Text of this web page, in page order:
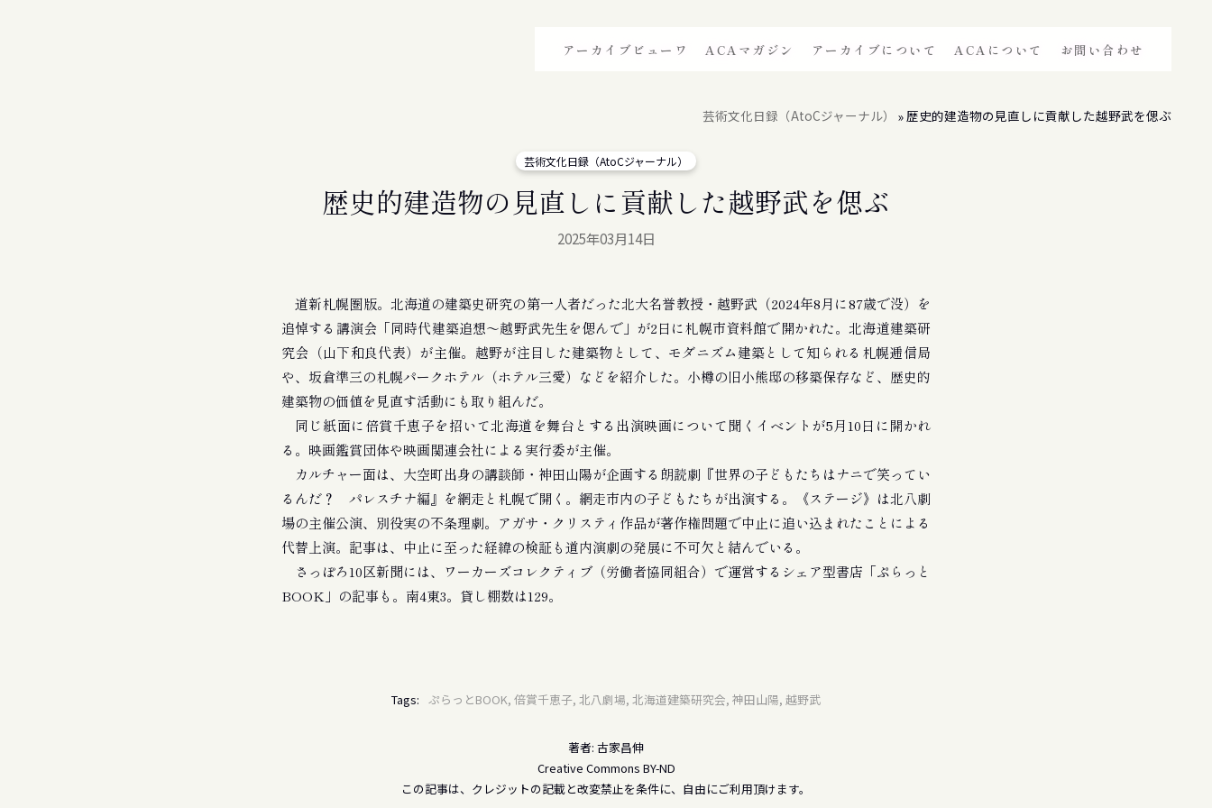
アーカイブビューワ ACAマガジン アーカイブについて ACAについて お問い合わせ
芸術文化日録（AtoCジャーナル） »歴史的建造物の見直しに貢献した越野武を偲ぶ
芸術文化日録（AtoCジャーナル）
歴史的建造物の見直しに貢献した越野武を偲ぶ
2025年03月14日
道新札幌圏版。北海道の建築史研究の第一人者だった北大名誉教授・越野武（2024年8月に87歳で没）を
追悼する講演会「同時代建築追想〜越野武先生を偲んで」が2日に札幌市資料館で開かれた。北海道建築研
究会（山下和良代表）が主催。越野が注目した建築物として、モダニズム建築として知られる札幌逓信局
や、坂倉準三の札幌パークホテル（ホテル三愛）などを紹介した。小樽の旧小熊邸の移築保存など、歴史的
建築物の価値を見直す活動にも取り組んだ。
同じ紙面に倍賞千恵子を招いて北海道を舞台とする出演映画について聞くイベントが5月10日に開かれ
る。映画鑑賞団体や映画関連会社による実行委が主催。
カルチャー面は、大空町出身の講談師・神田山陽が企画する朗読劇『世界の子どもたちはナニで笑ってい
るんだ？ パレスチナ編』を網走と札幌で開く。網走市内の子どもたちが出演する。《ステージ》は北八劇
場の主催公演、別役実の不条理劇。アガサ・クリスティ作品が著作権問題で中止に追い込まれたことによる
代替上演。記事は、中止に至った経緯の検証も道内演劇の発展に不可欠と結んでいる。
さっぽろ10区新聞には、ワーカーズコレクティブ（労働者協同組合）で運営するシェア型書店「ぷらっと
BOOK」の記事も。南4東3。貸し棚数は129。
Tags: ぷらっとBOOK, 倍賞千恵子, 北八劇場, 北海道建築研究会, 神田山陽, 越野武
著者: 古家昌伸
Creative Commons BY-ND
この記事は、クレジットの記載と改変禁止を条件に、自由にご利用頂けます。